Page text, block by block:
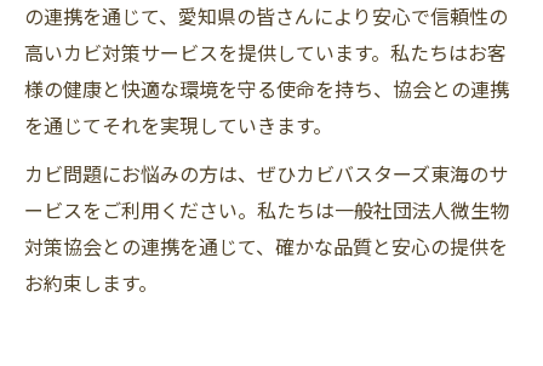
の連携を通じて、愛知県の皆さんにより安心で信頼性の
高いカビ対策サービスを提供しています。私たちはお客
様の健康と快適な環境を守る使命を持ち、協会との連携
を通じてそれを実現していきます。
カビ問題にお悩みの方は、ぜひカビバスターズ東海のサ
ービスをご利用ください。私たちは一般社団法人微生物
対策協会との連携を通じて、確かな品質と安心の提供を
お約束します。